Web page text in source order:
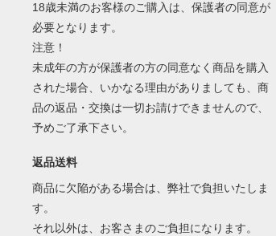
18歳未満のお客様のご購入は、保護者の同意が
必要となります。
注意！
未成年の方が保護者の方の同意なく商品を購入
された場合、いかなる理由がありましても、商
品の返品・交換は一切お請けできませんので、
予めご了承下さい。
返品送料
商品に欠陥がある場合は、弊社で負担いたしま
す。
それ以外は、お客さまのご負担になります。